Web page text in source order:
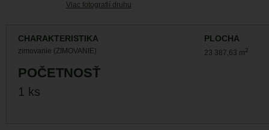
Viac fotografií druhu
CHARAKTERISTIKA
zimovanie (ZIMOVANIE)
PLOCHA
23 387,63 m2
POČETNOSŤ
1 ks